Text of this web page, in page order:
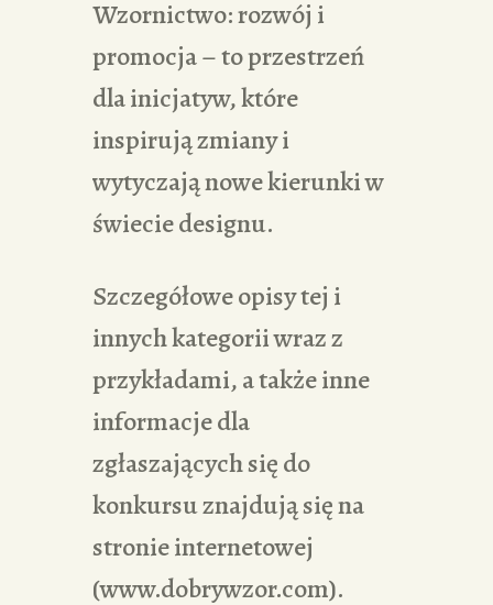
Wzornictwo: rozwój i
promocja – to przestrzeń
dla inicjatyw, które
inspirują zmiany i
wytyczają nowe kierunki w
świecie designu.
Szczegółowe opisy tej i
innych kategorii wraz z
przykładami, a także inne
informacje dla
zgłaszających się do
konkursu znajdują się na
stronie internetowej
(www.dobrywzor.com).